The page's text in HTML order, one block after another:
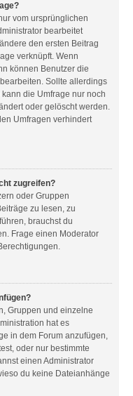
vom ursprünglichen
bearbeitet
den ersten Beitrag
verknüpft. Wenn
können Benutzer die
Sollte allerdings
die Umfrage nur noch
oder gelöscht werden.
Umfragen verhindert
zugreifen?
oder Gruppen
zu lesen, zu
brauchst du
Frage einen Moderator
Gruppen und einzelne
hat es
in dem Forum anzufügen,
oder nur bestimmte
einen Administrator
du keine Dateianhänge